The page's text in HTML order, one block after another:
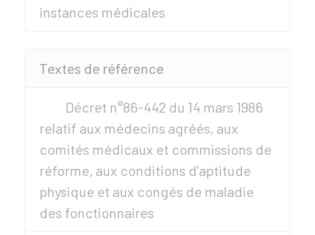
instances médicales
Textes de référence
Décret n°86-442 du 14 mars 1986
relatif aux médecins agréés, aux
comités médicaux et commissions de
réforme, aux conditions d'aptitude
physique et aux congés de maladie
des fonctionnaires